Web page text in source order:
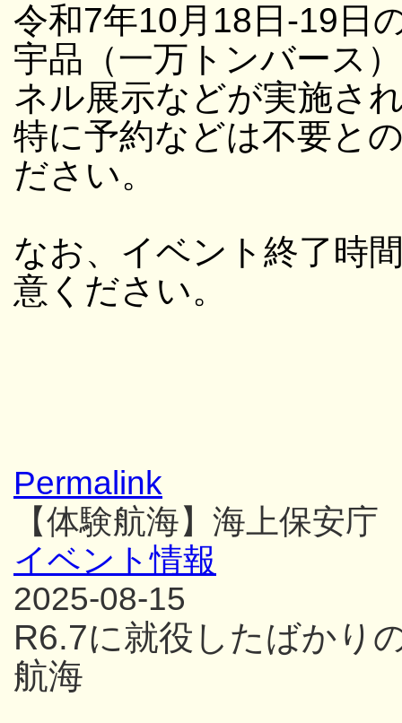
令和7年10月18日-19日
宇品（一万トンバース
ネル展示などが実施さ
特に予約などは不要と
ださい。
なお、イベント終了時
意ください。
Permalink
【体験航海】海上保安
イベント情報
2025-08-15
R6.7に就役したばかり
航海